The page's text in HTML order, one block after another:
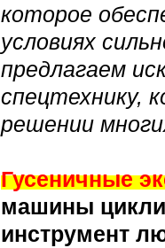
которое
условиях
предлагаем
спецтехнику,
решении
Гусеничные
машины
инструмент